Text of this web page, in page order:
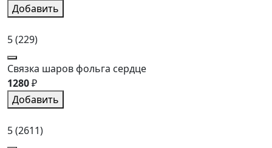
Добавить
5(229)
Связка шаров фольга сердце
1280₽
Добавить
5(2611)